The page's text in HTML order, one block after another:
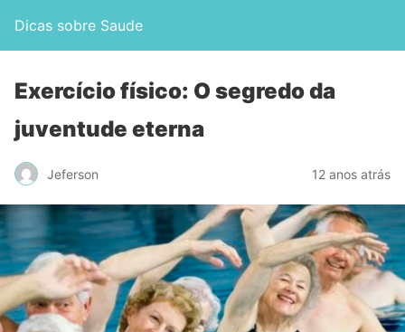
Dicas sobre Saude
Exercício físico: O segredo da
juventude eterna
Jeferson 12 anos atrás